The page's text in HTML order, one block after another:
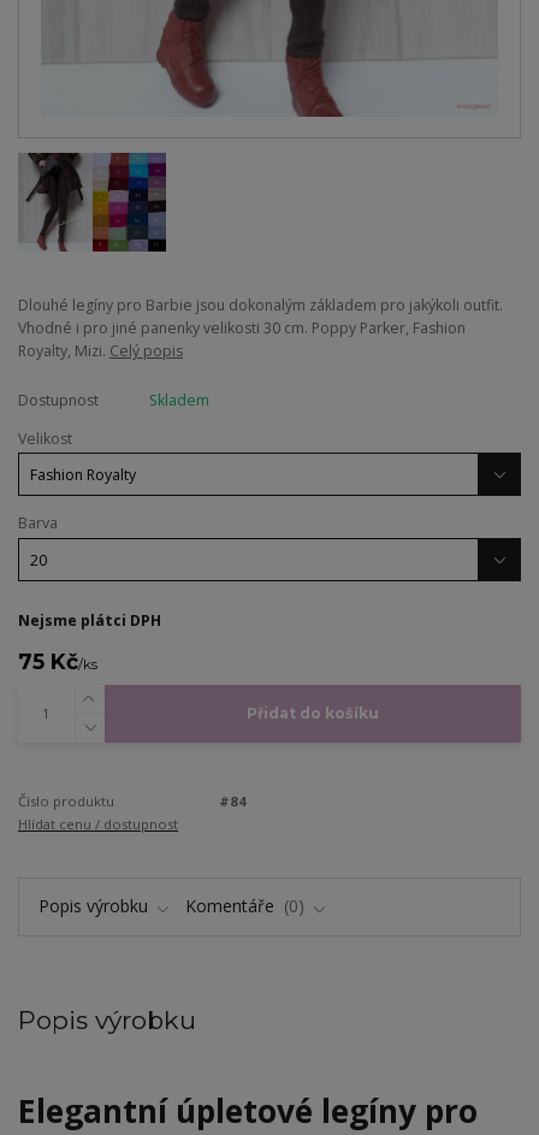
Dlouhé legíny pro Barbie jsou dokonalým základem pro jakýkoli outfit.
Vhodné i pro jiné panenky velikosti 30 cm. Poppy Parker, Fashion
Royalty, Mizi. Celý popis
Dostupnost
Skladem
Velikost
Barva
Nejsme plátci DPH
75 Kč/ks
Přidat do košíku
Číslo produktu
#84
Hlídat cenu / dostupnost
Popis výrobku Komentáře 0
Popis výrobku
Elegantní úpletové legíny pro